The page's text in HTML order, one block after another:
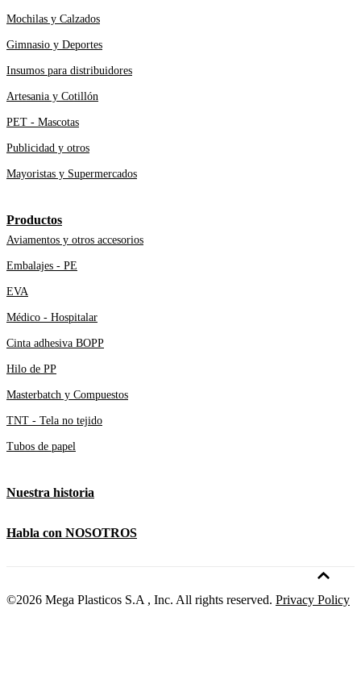
Mochilas y Calzados
Gimnasio y Deportes
Insumos para distribuidores
Artesania y Cotillón
PET - Mascotas
Publicidad y otros
Mayoristas y Supermercados
Productos
Aviamentos y otros accesorios
Embalajes - PE
EVA
Médico - Hospitalar
Cinta adhesiva BOPP
Hilo de PP
Masterbatch y Compuestos
TNT - Tela no tejido
Tubos de papel
Nuestra historia
Habla con NOSOTROS
©2026 Mega Plasticos S.A , Inc. All rights reserved. Privacy Policy